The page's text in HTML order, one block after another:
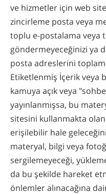
ve hizmetler için web
zincirleme posta veya
toplu e-postalama veya
göndermeyeceğinizi ya
posta adreslerini
Etiketlenmiş İçerik veya
kamuya açık veya
yayınlanmışsa, bu
sitesini kullanmakta
erişilebilir hale
materyal, bilgi veya
sergilemeyeceği,
da bu şekilde hareket
önlemler alınacağına